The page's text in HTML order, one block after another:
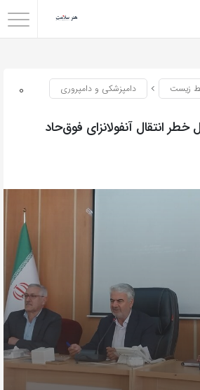
0 زیست دامپزشکی و دامپروری
انتقال آنفولانزای فوق‌حاد